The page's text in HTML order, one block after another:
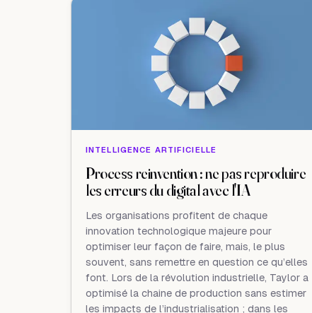
INTELLIGENCE ARTIFICIELLE
Process reinvention : ne pas reproduire
les erreurs du digital avec l'IA
Les organisations profitent de chaque
innovation technologique majeure pour
optimiser leur façon de faire, mais, le plus
souvent, sans remettre en question ce qu’elles
font. Lors de la révolution industrielle, Taylor a
optimisé la chaine de production sans estimer
les impacts de l’industrialisation ; dans les